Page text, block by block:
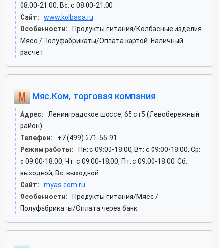
08:00-21:00, Вс: c 08:00-21:00
Сайт:
www.kolbasa.ru
Особенности:
Продукты питания/Колбасные изделия.
Мясо / Полуфабрикаты/Оплата картой. Наличный
расчёт
Мяс.Ком, торговая компания
Адрес:
Ленинградское шоссе, 65 ст5 (Левобережный
район)
Телефон:
+7 (499) 271-55-91
Режим работы:
Пн: c 09:00-18:00, Вт: c 09:00-18:00, Ср:
c 09:00-18:00, Чт: c 09:00-18:00, Пт: c 09:00-18:00, Сб:
выходной, Вс: выходной
Сайт:
myas.com.ru
Особенности:
Продукты питания/Мясо /
Полуфабрикаты/Оплата через банк